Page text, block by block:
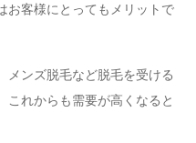
お客様にとってもメリットで
メンズ脱毛など脱毛を受ける
これからも需要が高くなると